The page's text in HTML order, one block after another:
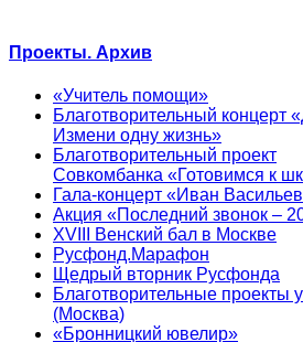
Проекты. Архив
«Учитель помощи»
Благотворительный концерт
Измени одну жизнь»
Благотворительный проект
Совкомбанка «Готовимся к
Гала-концерт «Иван
Акция «Последний звонок –
XVIII Венский бал в Москве
Русфонд.Марафон
Щедрый вторник Русфонда
Благотворительные
(Москва)
«Бронницкий ювелир»